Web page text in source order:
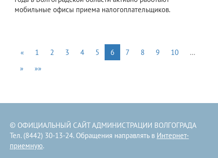
мобильные офисы приема налогоплательщиков.
« 1 2 3 4 5 6 7 8 9 10
…
»
»»
© ОФИЦИАЛЬНЫЙ САЙТ АДМИНИСТРАЦИИ ВОЛГОГРАДА
Тел. (8442) 30-13-24. Обращения направлять в Интернет-
приемную.